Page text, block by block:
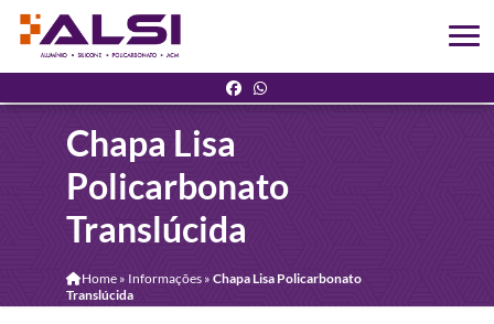
Chapa Lisa
Policarbonato
Translúcida
Home» Informações » Chapa Lisa Policarbonato
Translúcida